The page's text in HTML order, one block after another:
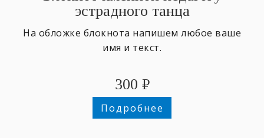
эстрадного танца
На обложке блокнота напишем любое ваше
имя и текст.
300 ₽
Подробнее